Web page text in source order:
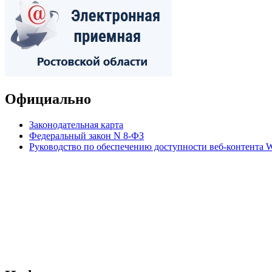
Официально
Законодательная карта
Федеральный закон N 8-ФЗ
Руководство по обеспечению доступности веб-контента